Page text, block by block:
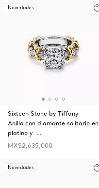
Novedades
Sixteen Stone by Tiffany
Anillo con diamante solitario en
platino y …
MX$2,635,000
Novedades